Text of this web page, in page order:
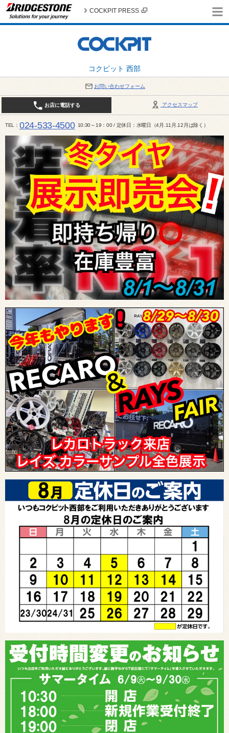
コクピット 西部
COCKPIT PRESS
お問い合わせフォーム
アクセスマップ
お店に電話する
TEL 024-533-4500 10:30～19：00 / 定休日：水曜日（4月.11月.12月